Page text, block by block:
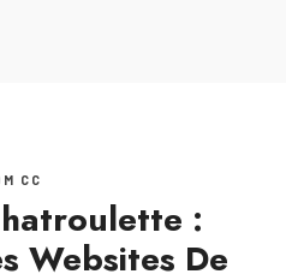
CC
:
Websites De